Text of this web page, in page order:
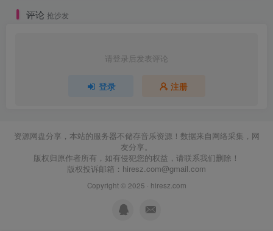
评论 抢沙发
请登录后发表评论
登录 注册
资源网盘分享，本站的服务器不储存音乐资源！数据来自网络采集，网
友分享。
版权归原作者所有，如有侵犯您的权益，请联系我们删除！
版权投诉邮箱： hiresz.com@gmail.com
Copyright © 2025 · hiresz.com